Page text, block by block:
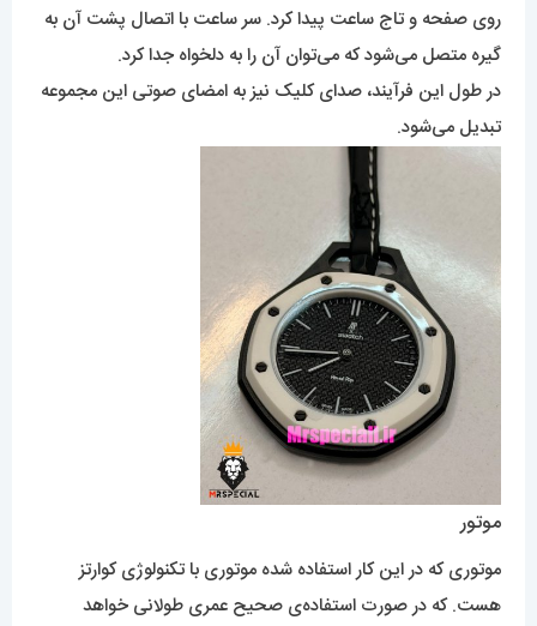
روی صفحه و تاج ساعت پیدا کرد. سر ساعت با اتصال پشت آن به
گیره متصل می‌شود که می‌توان آن را به دلخواه جدا کرد.
در طول این فرآیند، صدای کلیک نیز به امضای صوتی این مجموعه
تبدیل می‌شود.
موتور
موتوری که در این کار استفاده شده موتوری با تکنولوژی کوارتز
هست. که در صورت استفاده‌ی صحیح عمری طولانی خواهد